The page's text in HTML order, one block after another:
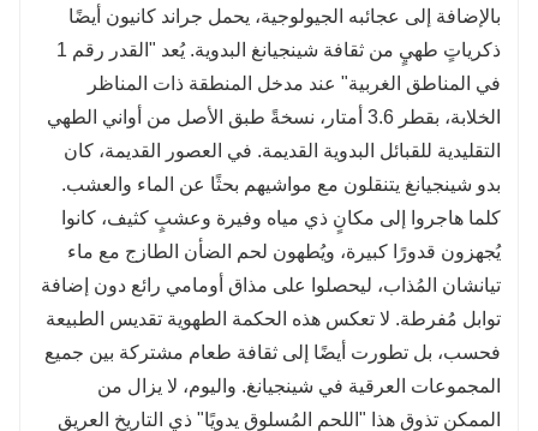
بالإضافة إلى عجائبه الجيولوجية، يحمل جراند كانيون أيضًا
ذكرياتٍ طهيٍ من ثقافة شينجيانغ البدوية. يُعد "القدر رقم 1
في المناطق الغربية" عند مدخل المنطقة ذات المناظر
الخلابة، بقطر 3.6 أمتار، نسخةً طبق الأصل من أواني الطهي
التقليدية للقبائل البدوية القديمة. في العصور القديمة، كان
بدو شينجيانغ يتنقلون مع مواشيهم بحثًا عن الماء والعشب.
كلما هاجروا إلى مكانٍ ذي مياه وفيرة وعشبٍ كثيف، كانوا
يُجهزون قدورًا كبيرة، ويُطهون لحم الضأن الطازج مع ماء
تيانشان المُذاب، ليحصلوا على مذاق أومامي رائع دون إضافة
توابل مُفرطة. لا تعكس هذه الحكمة الطهوية تقديس الطبيعة
فحسب، بل تطورت أيضًا إلى ثقافة طعام مشتركة بين جميع
المجموعات العرقية في شينجيانغ. واليوم، لا يزال من
الممكن تذوق هذا "اللحم المُسلوق يدويًا" ذي التاريخ العريق